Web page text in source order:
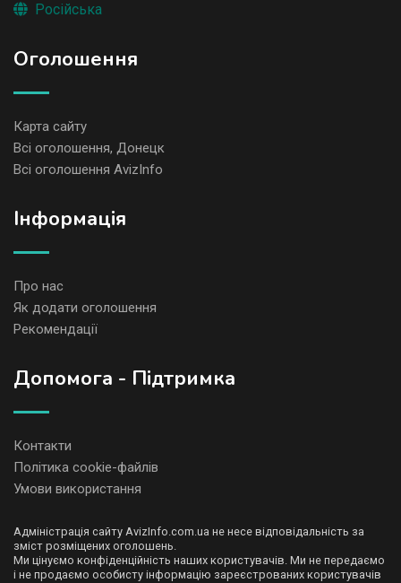
Російська
Оголошення
Карта сайту
Всі оголошення, Донецк
Всі оголошення AvizInfo
Iнформація
Про нас
Як додати оголошення
Рекомендації
Допомога - Підтримка
Контакти
Політика cookie-файлів
Умови використання
Адміністрація сайту AvizInfo.com.ua не несе відповідальність за
зміст розміщених оголошень.
Ми цінуємо конфіденційність наших користувачів. Ми не передаємо
і не продаємо особисту інформацію зареєстрованих користувачів